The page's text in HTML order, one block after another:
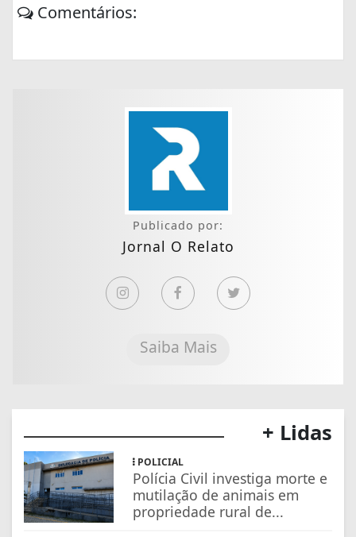
Comentários:
Publicado por:
Jornal O Relato
Saiba Mais
+ Lidas
POLICIAL
Polícia Civil investiga morte e
mutilação de animais em
propriedade rural de...